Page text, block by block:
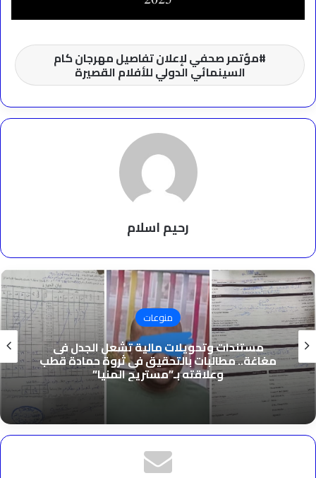
مؤتمر صحفي لإعلان تفاصيل مهرجان كام
السينمائي الدولي للأفلام القصيرة
رحيم اسلام
منوعات
أحمد محمد عبدالحميد يُتم برنامج “مداد للتطوير
التربوي” من كلية الإمارات للتطوير التربوي